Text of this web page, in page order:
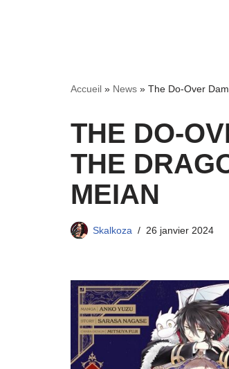
Accueil » News » The Do-Over
THE DO-
THE
MEIAN
Skalkoza 26 janvier 2024